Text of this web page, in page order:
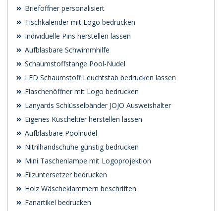
Brieföffner personalisiert
Tischkalender mit Logo bedrucken
Individuelle Pins herstellen lassen
Aufblasbare Schwimmhilfe
Schaumstoffstange Pool-Nudel
LED Schaumstoff Leuchtstab bedrucken lassen
Flaschenöffner mit Logo bedrucken
Lanyards Schlüsselbänder JOJO Ausweishalter
Eigenes Kuscheltier herstellen lassen
Aufblasbare Poolnudel
Nitrilhandschuhe günstig bedrucken
Mini Taschenlampe mit Logoprojektion
Filzuntersetzer bedrucken
Holz Wäscheklammern beschriften
Fanartikel bedrucken